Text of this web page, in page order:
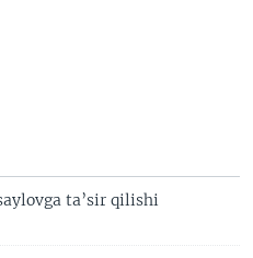
ta’sir qilishi